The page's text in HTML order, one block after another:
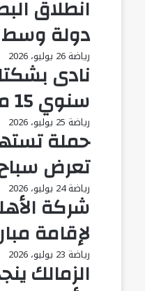
دولة
رياضة26 يوليو، 2026
نادى
سنوي 15 مليون يورو.. بجانب 4 ملايين يورو مكافآت
رياضة 25 يوليو، 2026
حملة
تعرض سباح
رياضة24 يوليو، 2026
شركة
لإقامة
رياضة 23 يوليو، 2026
الزمالك